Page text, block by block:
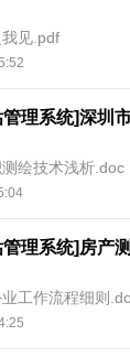
见.pdf
理系统]深圳
绘技术浅析.doc
理系统]房产
工作流程细则